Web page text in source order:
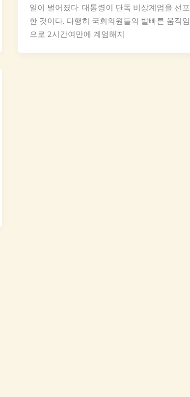
일이 벌어졌다. 대통령이 단독 비상계엄을 선포
한 것이다. 다행히 국회의원들의 발빠른 움직임
으로 2시간여만에 계엄해지